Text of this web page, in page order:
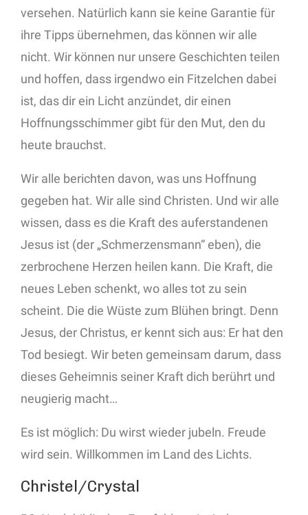
versehen. Natürlich kann sie keine Garantie für
ihre Tipps übernehmen, das können wir alle
nicht. Wir können nur unsere Geschichten teilen
und hoffen, dass irgendwo ein Fitzelchen dabei
ist, das dir ein Licht anzündet, dir einen
Hoffnungsschimmer gibt für den Mut, den du
heute brauchst.
Wir alle berichten davon, was uns Hoffnung
gegeben hat. Wir alle sind Christen. Und wir alle
wissen, dass es die Kraft des auferstandenen
Jesus ist (der „Schmerzensmann“ eben), die
zerbrochene Herzen heilen kann. Die Kraft, die
neues Leben schenkt, wo alles tot zu sein
scheint. Die die Wüste zum Blühen bringt. Denn
Jesus, der Christus, er kennt sich aus: Er hat den
Tod besiegt. Wir beten gemeinsam darum, dass
dieses Geheimnis seiner Kraft dich berührt und
neugierig macht…
Es ist möglich: Du wirst wieder jubeln. Freude
wird sein. Willkommen im Land des Lichts.
Christel/Crystal